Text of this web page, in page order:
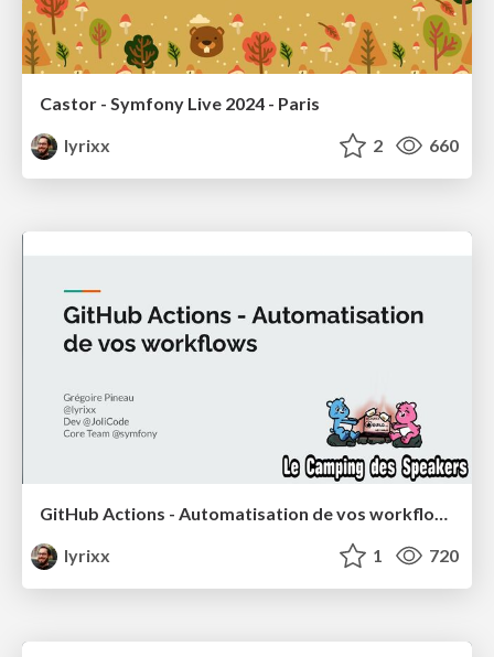
Castor - Symfony Live 2024 - Paris
lyrixx
2 660
GitHub Actions - Automatisation de vos workflows
lyrixx
1 720